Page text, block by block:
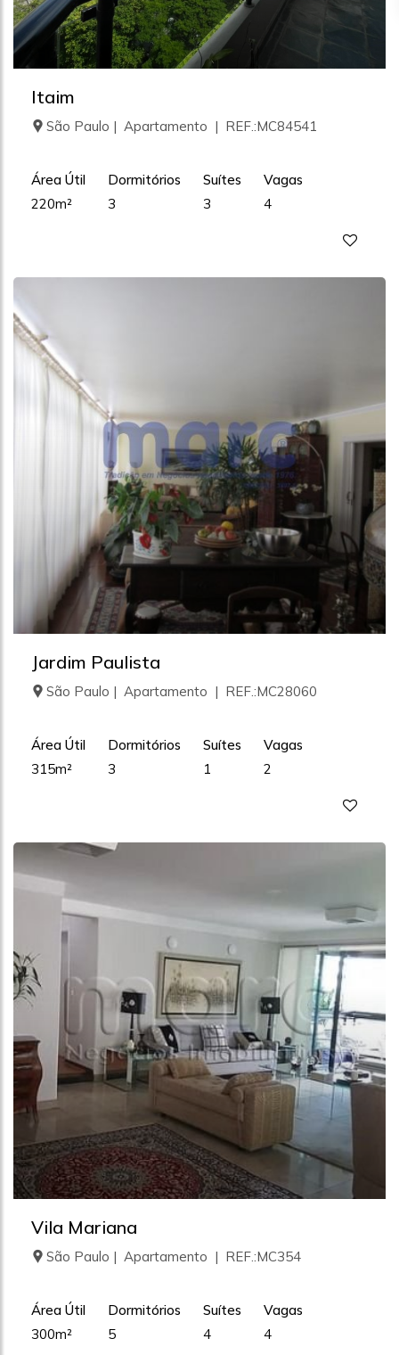
Itaim
São Paulo | Apartamento | REF.:MC84541
Área Útil
220m²
Dormitórios
3
Suítes
3
Vagas
4
Jardim Paulista
São Paulo | Apartamento | REF.:MC28060
Área Útil
315m²
Dormitórios
3
Suítes
1
Vagas
2
Vila Mariana
São Paulo | Apartamento | REF.:MC354
Área Útil
300m²
Dormitórios
5
Suítes
4
Vagas
4